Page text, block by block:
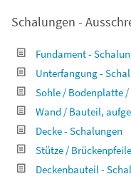
Schalungen -
Fundament -
Unterfangung -
Sohle / Bodenplatte
Wand / Bauteil,
Decke - Schalungen
Stütze /
Deckenbauteil -